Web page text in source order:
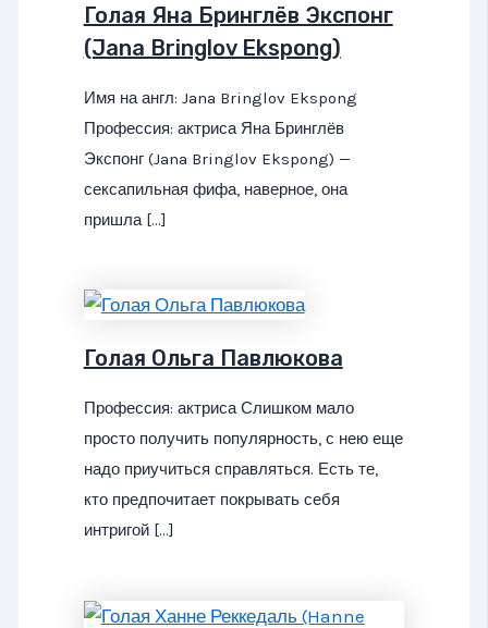
Голая Яна Бринглёв Экспонг
(Jana Bringlov Ekspong)
Имя на англ: Jana Bringlov Ekspong
Профессия: актриса Яна Бринглёв
Экспонг (Jana Bringlov Ekspong) —
сексапильная фифа, наверное, она
пришла […]
Голая Ольга Павлюкова
Профессия: актриса Слишком мало
просто получить популярность, с нею еще
надо приучиться справляться. Есть те,
кто предпочитает покрывать себя
интригой […]